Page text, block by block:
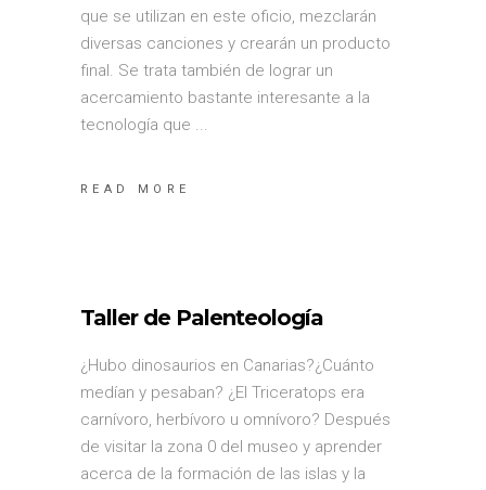
que se utilizan en este oficio, mezclarán
diversas canciones y crearán un producto
final. Se trata también de lograr un
acercamiento bastante interesante a la
tecnología que
READ MORE
Taller de Palenteología
¿Hubo dinosaurios en Canarias?¿Cuánto
medían y pesaban? ¿El Triceratops era
carnívoro, herbívoro u omnívoro? Después
de visitar la zona 0 del museo y aprender
acerca de la formación de las islas y la